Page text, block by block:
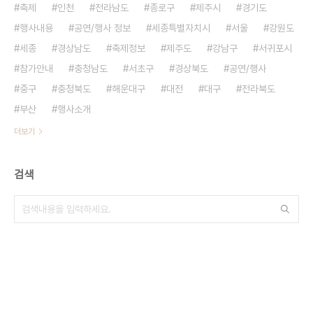
축제 인천 전라남도 종로구 제주시
경기도
행사내용
공연/행사 정보 세종특별자치시 서울
강원도
세종
경상남도 축제정보 제주도 강남구
서귀포시
참가안내
충청남도 서초구 경상북도
공연/행사
중구
충청북도 해운대구 대전 대구
전라북도
부산
행사소개
더보기
검색